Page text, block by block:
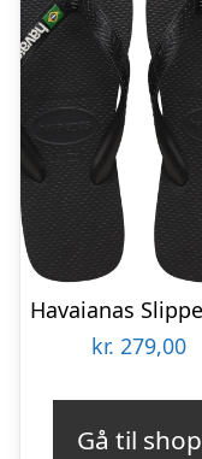
kr. 279,00
Gå til shop